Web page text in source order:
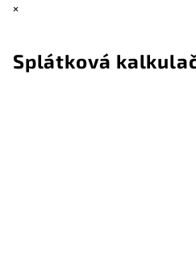
×
Splátková